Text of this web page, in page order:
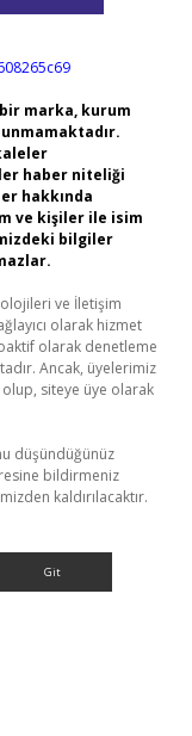
marka, kurum
haber niteliği
hakkında
ve kişiler ile isim
bilgiler
ve İletişim
olarak hizmet
olarak denetleme
Ancak, üyelerimiz
olup, siteye üye olarak
düşündüğünüz
bildirmeniz
kaldırılacaktır.